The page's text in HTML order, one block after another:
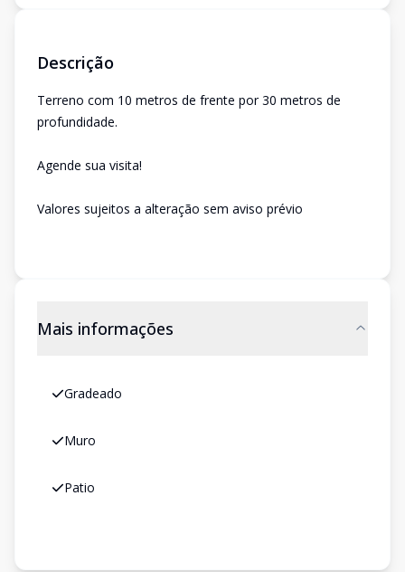
Descrição
Terreno com 10 metros de frente por 30 metros de
profundidade.
Agende sua visita!
Valores sujeitos a alteração sem aviso prévio
Mais informações
Gradeado
Muro
Patio